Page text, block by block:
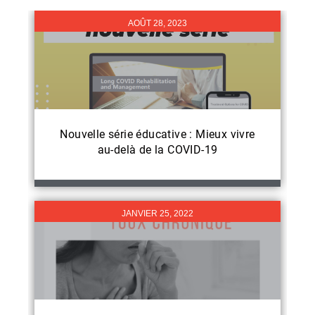
AOÛT 28, 2023
Nouvelle série éducative : Mieux vivre
au-delà de la COVID-19​
JANVIER 25, 2022